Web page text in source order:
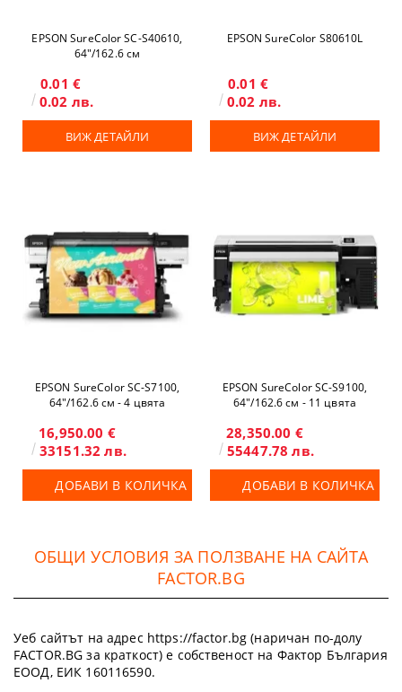
EPSON SureColor SC-S40610,
64"/162.6 см
0.01 €
0.02 лв.
ВИЖ ДЕТАЙЛИ
EPSON SureColor S80610L
0.01 €
0.02 лв.
ВИЖ ДЕТАЙЛИ
EPSON SureColor SC-S7100,
64"/162.6 см - 4 цвята
16,950.00 €
33151.32 лв.
ДОБАВИ В КОЛИЧКА
EPSON SureColor SC-S9100,
64"/162.6 см - 11 цвята
28,350.00 €
55447.78 лв.
ДОБАВИ В КОЛИЧКА
ОБЩИ УСЛОВИЯ ЗА ПОЛЗВАНЕ НА САЙТА
FACTOR.BG
Уеб сайтът на адрес https://factor.bg (наричан по-долу
FACTOR.BG за краткост) е собственост на Фактор България
ЕООД, ЕИК 160116590.